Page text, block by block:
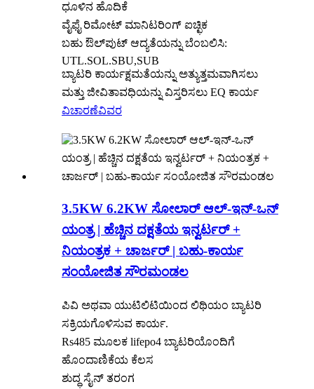
ಧೂಳಿನ ಹೊದಿಕೆ
ವೈಫೈ ರಿಮೋಟ್ ಮಾನಿಟರಿಂಗ್ ಐಚ್ಛಿಕ
ಬಹು ಔಲ್‌ಪುಟ್ ಆದ್ಯತೆಯನ್ನು ಬೆಂಬಲಿಸಿ:
UTL.SOL.SBU,SUB
ಬ್ಯಾಟರಿ ಕಾರ್ಯಕ್ಷಮತೆಯನ್ನು ಅತ್ಯುತ್ತಮವಾಗಿಸಲು
ಮತ್ತು ಜೀವಿತಾವಧಿಯನ್ನು ವಿಸ್ತರಿಸಲು EQ ಕಾರ್ಯ
ವಿಚಾರಣೆವಿವರ
3.5KW 6.2KW ಸೋಲಾರ್ ಆಲ್-ಇನ್-ಒನ್
ಯಂತ್ರ | ಹೆಚ್ಚಿನ ದಕ್ಷತೆಯ ಇನ್ವರ್ಟರ್ +
ನಿಯಂತ್ರಕ + ಚಾರ್ಜರ್ | ಬಹು-ಕಾರ್ಯ
ಸಂಯೋಜಿತ ಸೌರಮಂಡಲ
ಪಿವಿ ಅಥವಾ ಯುಟಿಲಿಟಿಯಿಂದ ಲಿಥಿಯಂ ಬ್ಯಾಟರಿ
ಸಕ್ರಿಯಗೊಳಿಸುವ ಕಾರ್ಯ.
Rs485 ಮೂಲಕ lifepo4 ಬ್ಯಾಟರಿಯೊಂದಿಗೆ
ಹೊಂದಾಣಿಕೆಯ ಕೆಲಸ
ಶುದ್ಧ ಸೈನ್ ತರಂಗ